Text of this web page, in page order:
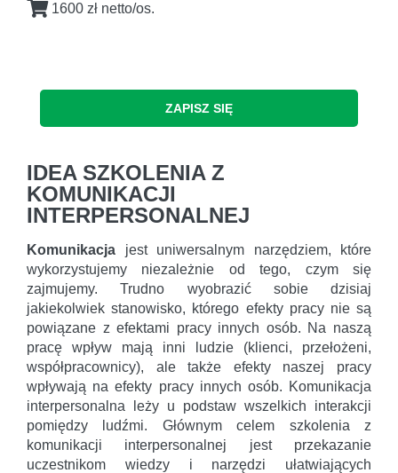
1600 zł netto/os.
ZAPISZ SIĘ
IDEA SZKOLENIA Z
KOMUNIKACJI
INTERPERSONALNEJ
Komunikacja jest uniwersalnym narzędziem, które
wykorzystujemy niezależnie od tego, czym się
zajmujemy. Trudno wyobrazić sobie dzisiaj
jakiekolwiek stanowisko, którego efekty pracy nie są
powiązane z efektami pracy innych osób. Na naszą
pracę wpływ mają inni ludzie (klienci, przełożeni,
współpracownicy), ale także efekty naszej pracy
wpływają na efekty pracy innych osób. Komunikacja
interpersonalna leży u podstaw wszelkich interakcji
pomiędzy ludźmi. Głównym celem szkolenia z
komunikacji interpersonalnej jest przekazanie
uczestnikom wiedzy i narzędzi ułatwiających